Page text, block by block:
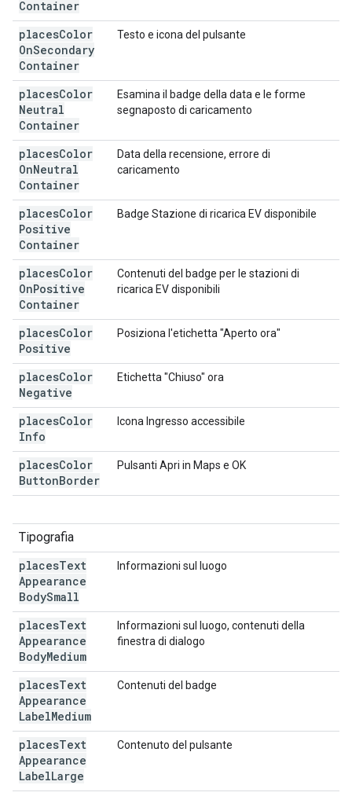
Container
placesColor
OnSecondary
Container
Testo e icona del pulsante
placesColor
Neutral
Container
Esamina il badge della data e le forme
segnaposto di caricamento
placesColor
OnNeutral
Container
Data della recensione, errore di
caricamento
placesColor
Positive
Container
Badge Stazione di ricarica EV disponibile
placesColor
OnPositive
Container
Contenuti del badge per le stazioni di
ricarica EV disponibili
placesColor
Positive
Posiziona l'etichetta "Aperto ora"
placesColor
Negative
Etichetta "Chiuso" ora
placesColor
Info
Icona Ingresso accessibile
placesColor
ButtonBorder
Pulsanti Apri in Maps e OK
Tipografia
placesText
Appearance
BodySmall
Informazioni sul luogo
placesText
Appearance
BodyMedium
Informazioni sul luogo, contenuti della
finestra di dialogo
placesText
Appearance
LabelMedium
Contenuti del badge
placesText
Appearance
LabelLarge
Contenuto del pulsante